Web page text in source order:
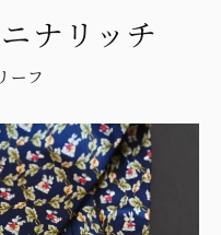
ナリッチ
ーフ